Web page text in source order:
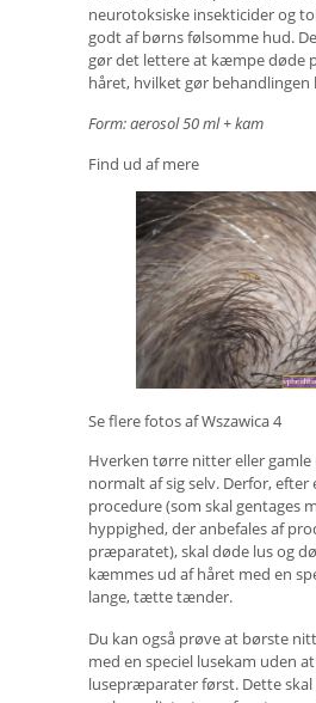
neurotoksiske insekticider og
godt af børns følsomme hud.
gør det lettere at kæmpe døde
håret, hvilket gør behandlingen
Form: aerosol 50 ml + kam
Find ud af mere
Se flere fotos af Wszawica4
Hverken tørre nitter eller
normalt af sig selv. Derfor, efter
procedure (som skal gentages
hyppighed, der anbefales af
præparatet), skal døde lus og
kæmmes ud af håret med en
lange, tætte tænder.
Du kan også prøve at børste
med en speciel lusekam uden
lusepræparater først. Dette skal